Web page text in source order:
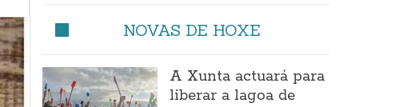
NOVAS DE HOXE
A Xunta actuará para
liberar a lagoa de